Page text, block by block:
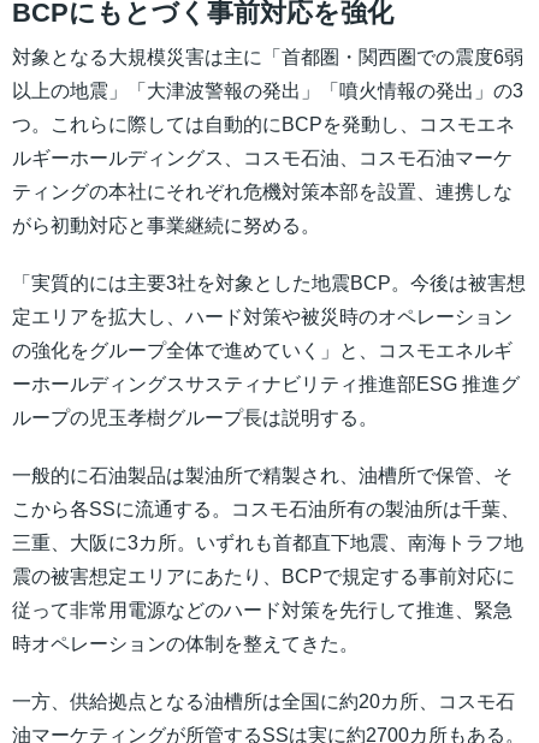
BCPにもとづく事前対応を強化
対象となる大規模災害は主に「首都圏・関西圏での震度6弱
以上の地震」「大津波警報の発出」「噴火情報の発出」の3
つ。これらに際しては自動的にBCPを発動し、コスモエネ
ルギーホールディングス、コスモ石油、コスモ石油マーケ
ティングの本社にそれぞれ危機対策本部を設置、連携しな
がら初動対応と事業継続に努める。
「実質的には主要3社を対象とした地震BCP。今後は被害想
定エリアを拡大し、ハード対策や被災時のオペレーション
の強化をグループ全体で進めていく」と、コスモエネルギ
ーホールディングスサスティナビリティ推進部ESG 推進グ
ループの児玉孝樹グループ長は説明する。
一般的に石油製品は製油所で精製され、油槽所で保管、そ
こから各SSに流通する。コスモ石油所有の製油所は千葉、
三重、大阪に3カ所。いずれも首都直下地震、南海トラフ地
震の被害想定エリアにあたり、BCPで規定する事前対応に
従って非常用電源などのハード対策を先行して推進、緊急
時オペレーションの体制を整えてきた。
一方、供給拠点となる油槽所は全国に約20カ所、コスモ石
油マーケティングが所管するSSは実に約2700カ所もある。